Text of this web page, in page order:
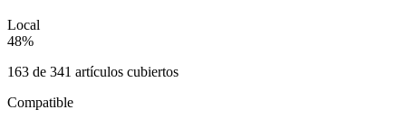
Local
48%
163 de 341 artículos cubiertos
Compatible